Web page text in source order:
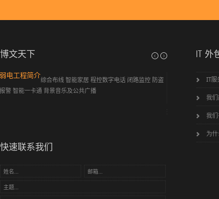
博文天下
关于柯瑞德信息系统有限公司
将您企
业中的IT部门的职能全部或部分外包，集中
苏州柯
证的微软、思科等
快速联系我们
IT 外
IT服
我
我
为